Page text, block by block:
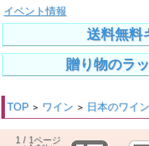
イベント情報
送料無料
贈り物のラ
TOP > ワイン > 日本のワイン
1 / 1ページ